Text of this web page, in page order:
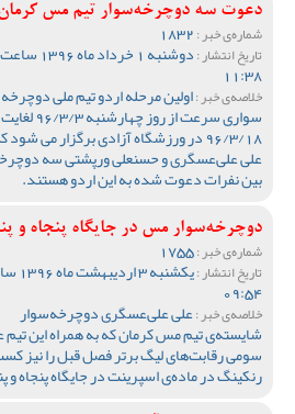
دعوت سه دوچرخه‌سوار تیم مس کرمان
شماره‌ی خبر :
تاریخ انتشار : دوشنبه 1 خرداد ماه 1396 ساعت
11:38
خلاصه‌ی خبر :اولین مرحله اردو تیم ملی دوچرخه
سواری سرعت از روز چهارشنبه 96/3/3 لغایت
96/3/18 در ورزشگاه آزادی برگزار می
علی علی‌عسگری و حسنعلی ورپشتی سه
بین نفرات دعوت شده به این اردو هستند.
دوچرخه‌سوار مس در جایگاه پنجاه و
شماره‌ی خبر :
تاریخ انتشار : یکشنبه 3
09:54
خلاصه‌ی خبر :علی علی‌عسگری دوچرخه‌سوار
شایسته‌ی تیم مس کرمان که به همراه این تیم
سومی رقابت‌های لیگ برتر فصل قبل را نیز
رنکینگ در ماده‌ی اسپرینت در جایگاه پنجاه و